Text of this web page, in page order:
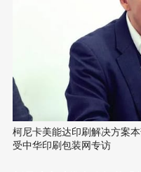
柯尼卡美能达印刷解决方案
受中华印刷包装网专访